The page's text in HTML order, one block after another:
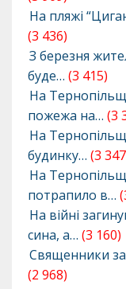
На пляжі
(3 436)
З березня
буде… (3 415)
На
пожежа на… (3
На
будинку… (3
На
потрапило в…
На війні
сина, а… (3 160)
Священники
(2 968)